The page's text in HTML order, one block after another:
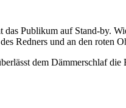
Publikum auf Stand-by.
Redners und an den roten
dem Dämmerschlaf